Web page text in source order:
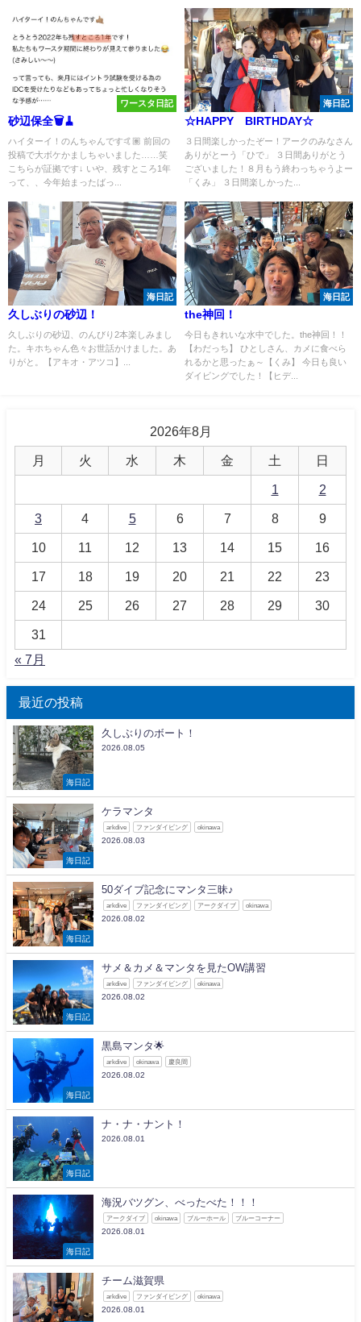
ワースタ日記
砂辺保全🗑️🧹
ハイターイ！のんちゃんです🤙🏽 前回の
投稿で大ボケかましちゃいました……笑
こちらが証拠です↓ いや、残すところ1年
って、、今年始まったばっ...
海日記
☆HAPPY BIRTHDAY☆
３日間楽しかったぞー！アークのみなさん
ありがとーう「ひで」 ３日間ありがとう
ございました！８月もう終わっちゃうよー
「くみ」 ３日間楽しかった...
海日記
久しぶりの砂辺！
久しぶりの砂辺、のんびり2本楽しみまし
た。キホちゃん色々お世話かけました。あ
りがと。【アキオ・アツコ】...
海日記
the神回！
今日もきれいな水中でした。the神回！！
【わだっち】 ひとしさん、カメに食べら
れるかと思ったぁ～【くみ】 今日も良い
ダイビングでした！【ヒデ...
2026年8月
月 火 水 木 金 土 日
1 2
3 4 5 6 7 8 9
10 11 12 13 14 15 16
17 18 19 20 21 22 23
24 25 26 27 28 29 30
31
« 7月
最近の投稿
海日記
久しぶりのボート！
2026.08.05
海日記
ケラマンタ
arkdive ファンダイビング okinawa
2026.08.03
海日記
50ダイブ記念にマンタ三昧♪
arkdive ファンダイビング アークダイブ okinawa
2026.08.02
海日記
サメ＆カメ＆マンタを見たOW講習
arkdive ファンダイビング okinawa
2026.08.02
海日記
黒島マンタ🌟
arkdive okinawa 慶良間
2026.08.02
海日記
ナ・ナ・ナント！
2026.08.01
海日記
海況バツグン、べったべた！！！
アークダイブ okinawa ブルーホール ブルーコーナー
2026.08.01
チーム滋賀県
arkdive ファンダイビング okinawa
2026.08.01